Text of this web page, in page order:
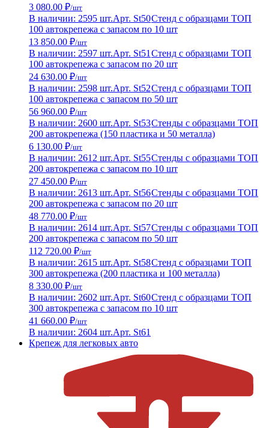
3 080.00 ₽/шт
В наличии: 2595 шт.Арт. St50Стенд с образцами ТОП
100 автокрепежа с запасом по 10 шт
13 850.00 ₽/шт
В наличии: 2597 шт.Арт. St51 Стенд с образцами ТОП
100 автокрепежа с запасом по 20 шт
24 630.00 ₽/шт
В наличии: 2598 шт.Арт. St52Стенд с образцами ТОП
100 автокрепежа с запасом по 50 шт
56 960.00 ₽/шт
В наличии: 2600 шт.Арт. St53Стенды с образцами ТОП
200 автокрепежа (150 пластика и 50 металла)
6 130.00 ₽/шт
В наличии: 2612 шт.Арт. St55Стенды с образцами ТОП
200 автокрепежа с запасом по 10 шт
27 450.00 ₽/шт
В наличии: 2613 шт.Арт. St56Стенды с образцами ТОП
200 автокрепежа с запасом по 20 шт
48 770.00 ₽/шт
В наличии: 2614 шт.Арт. St57Стенды с образцами ТОП
200 автокрепежа с запасом по 50 шт
112 720.00 ₽/шт
В наличии: 2615 шт.Арт. St58Стенд с образцами ТОП
300 автокрепежа (200 пластика и 100 металла)
8 330.00 ₽/шт
В наличии: 2602 шт.Арт. St60Стенд с образцами ТОП
300 автокрепежа с запасом по 10 шт
41 660.00 ₽/шт
В наличии: 2604 шт.Арт. St61
Крепеж для легковых авто